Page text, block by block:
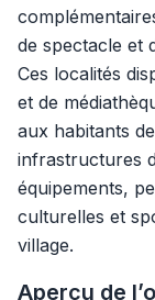
de spectacle et
Ces localités
et de
aux habitants
infrastructures
équipements,
culturelles et
village.
Aperçu de